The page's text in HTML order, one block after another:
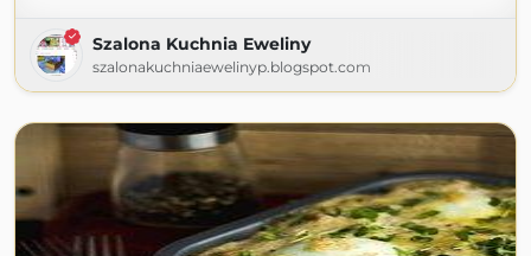
Szalona Kuchnia Eweliny
szalonakuchniaewelinyp.blogspot.com